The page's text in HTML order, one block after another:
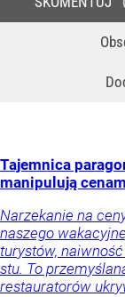
Tajemnica
manipulują
Narzekanie na
naszego
turystów,
stu. To
restauratorów